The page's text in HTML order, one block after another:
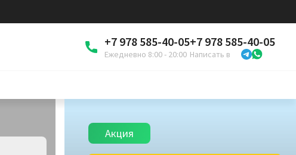
+7 978 585-40-05
Ежедневно 8:00 - 20:00
+7 978 585-40-05
Написать в
Акция